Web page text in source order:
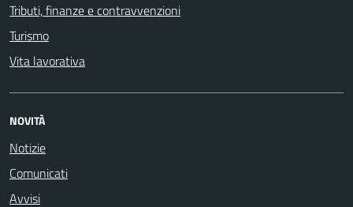
Tributi, finanze e contravvenzioni
Turismo
Vita lavorativa
NOVITÀ
Notizie
Comunicati
Avvisi